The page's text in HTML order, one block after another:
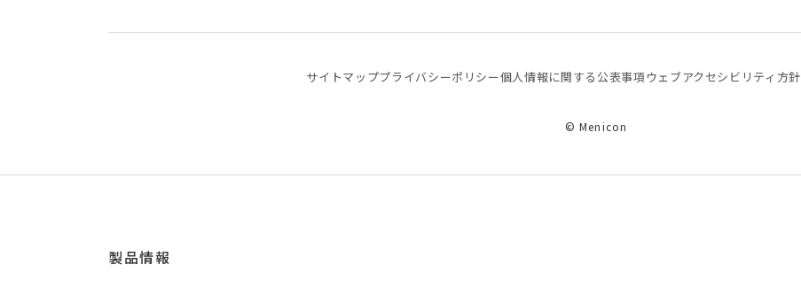
サイトマッププライバシーポリシー個⼈情報に関する公表事項 ウェブアクセシビリティ方針
© Menicon
製品情報